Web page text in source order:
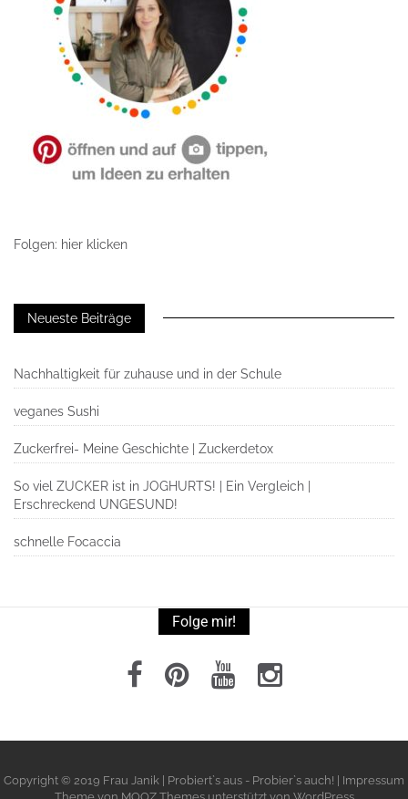
Folgen: hier klicken
Neueste Beiträge
Nachhaltigkeit für zuhause und in der Schule
veganes Sushi
Zuckerfrei- Meine Geschichte | Zuckerdetox
So viel ZUCKER ist in JOGHURTS! | Ein Vergleich |
Erschreckend UNGESUND!
schnelle Focaccia
Folge mir!
Copyright © 2019 Frau Janik | Probiert`s aus - Probier`s auch! | Impressum